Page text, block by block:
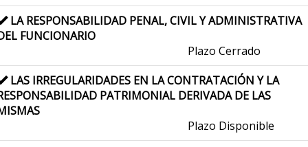
LA RESPONSABILIDAD PENAL, CIVIL Y ADMINISTRATIVA
FUNCIONARIO
Plazo Cerrado
LAS IRREGULARIDADES EN LA CONTRATACIÓN Y LA
PATRIMONIAL DERIVADA DE LAS
Plazo Disponible